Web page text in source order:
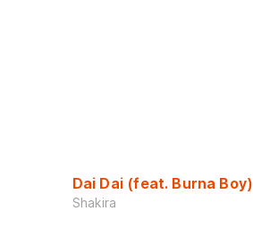
Dai Dai (feat. Burna Boy)
Shakira